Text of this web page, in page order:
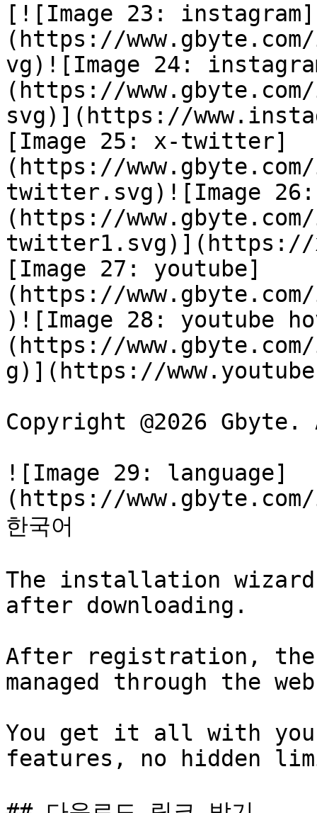
[![Image 23: instagram]
(https://
vg)![Image 24:
(https://
svg)](https://
[Image 25: x-twitter]
(https://www.gbyte.com/
twitter.svg)![Image
(https://www.gbyte.com/
twitter1.svg)](https://
[Image 27: youtube]
(https://www.gbyte.com/
)![Image 28: youtube
(https://www.gbyte.com/
g)](https://
Copyright @2026
![Image 29: language]
(https://
한국어
The installation
after downloading.
After registration, the
managed through the
You get it all with
features, no hidden